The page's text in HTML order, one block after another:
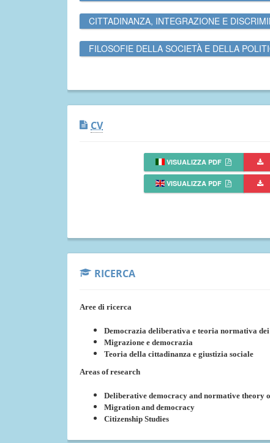
CITTADINANZA, INTEGRAZIONE E
FILOSOFIE DELLA SOCIETÀ E DELLA
CV
VISUALIZZA PDF
VISUALIZZA PDF
RICERCA
Aree di ricerca
Democrazia deliberativa e teoria normativa
Migrazione e democrazia
Teoria della cittadinanza e giustizia sociale
Areas of research
Deliberative democracy and normative theory
Migration and democracy
Citizenship Studies